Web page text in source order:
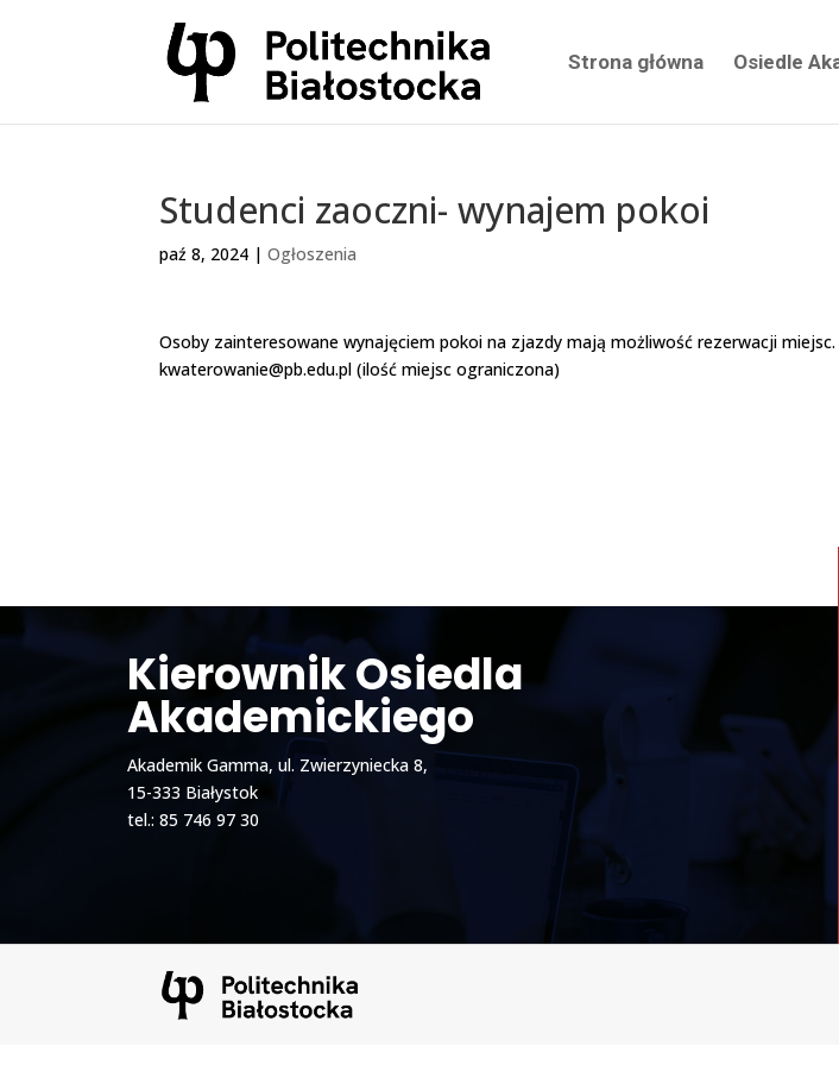
Strona główna Osiedle
Studenci zaoczni- wynajem pokoi
paź 8, 2024 |Ogłoszenia
Osoby zainteresowane wynajęciem pokoi na zjazdy mają możliwość rezerwacji
kwaterowanie@pb.edu.pl (ilość miejsc ograniczona)
Kierownik Osiedla
Akademickiego
Akademik Gamma, ul. Zwierzyniecka 8,
15-333 Białystok
tel.: 85 746 97 30